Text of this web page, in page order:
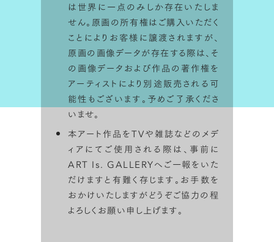
は世界に一点のみしか存在いたしま
せん。原画の所有権はご購入いただく
ことによりお客様に譲渡されますが、
原画の画像データが存在する際は、そ
の画像データおよび作品の著作権を
アーティストにより別途販売される可
能性もございます。予めご了承くださ
いませ。
本アート作品をTVや雑誌などのメデ
ィアにてご使用される際は、事前に
ART Is. GALLERYへご一報をいた
だけますと有難く存じます。お手数を
おかけいたしますがどうぞご協力の程
よろしくお願い申し上げます。